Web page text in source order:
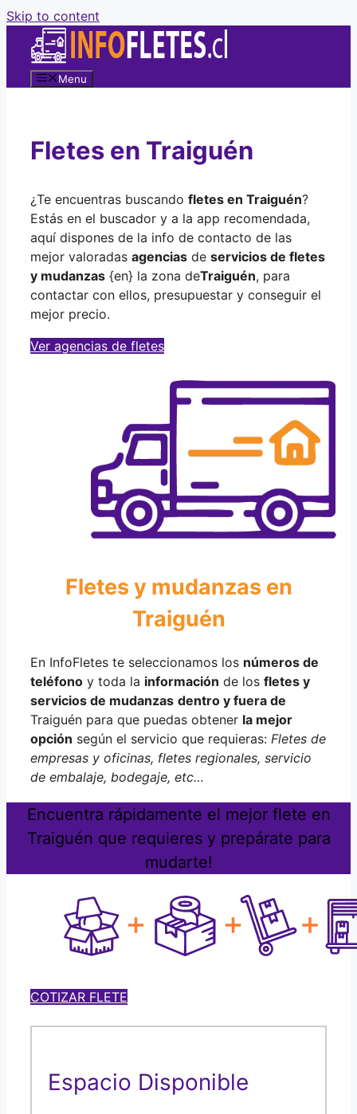
Skip to content
Menu
Fletes en Traiguén
¿Te encuentras buscando fletes en Traiguén?
Estás en el buscador y a la app recomendada,
aquí dispones de la info de contacto de las
mejor valoradas agencias de servicios de fletes
y mudanzas {en} la zona deTraiguén, para
contactar con ellos, presupuestar y conseguir el
mejor precio.
Ver agencias de fletes
Fletes y mudanzas en
Traiguén
En InfoFletes te seleccionamos los números de
teléfono y toda la información de los fletes y
servicios de mudanzas dentro y fuera de
Traiguén para que puedas obtener la mejor
opción según el servicio que requieras: Fletes de
empresas y oficinas, fletes regionales, servicio
de embalaje, bodegaje, etc…
Encuentra rápidamente el mejor flete en
Traiguén que requieres y prepárate para
mudarte!
COTIZAR FLETE
Espacio Disponible